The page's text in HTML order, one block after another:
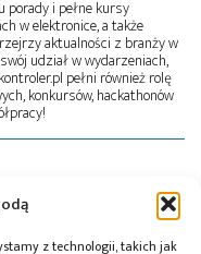
z technologii, takich jak
i pełne kursy
w elektronice, a także
aktualności z branży w
udział w wydarzeniach,
pełni również rolę
konkursów, hackathonów